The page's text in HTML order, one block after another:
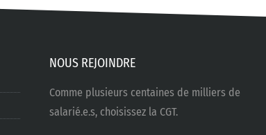
NOUS REJOINDRE
Comme plusieurs centaines de milliers de
salarié.e.s, choisissez la CGT.